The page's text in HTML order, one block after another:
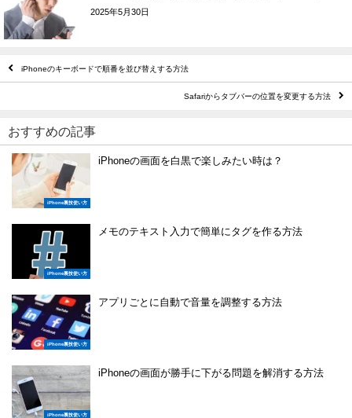
2025年5月30日
iPhoneのキーボードで順番を並び替えする方法
Safariからタブバーの位置を変更する方法
おすすめの記事
iPhone裏技使い方
iPhoneの画面を白黒で楽しみたい時は？
iPhone裏技使い方
メモのテキスト入力で簡単にタグを作る方法
iPhone裏技使い方
アプリごとに自動で音量を調整する方法
iPhone裏技使い方
iPhoneの画面が勝手に下がる問題を解消する方法